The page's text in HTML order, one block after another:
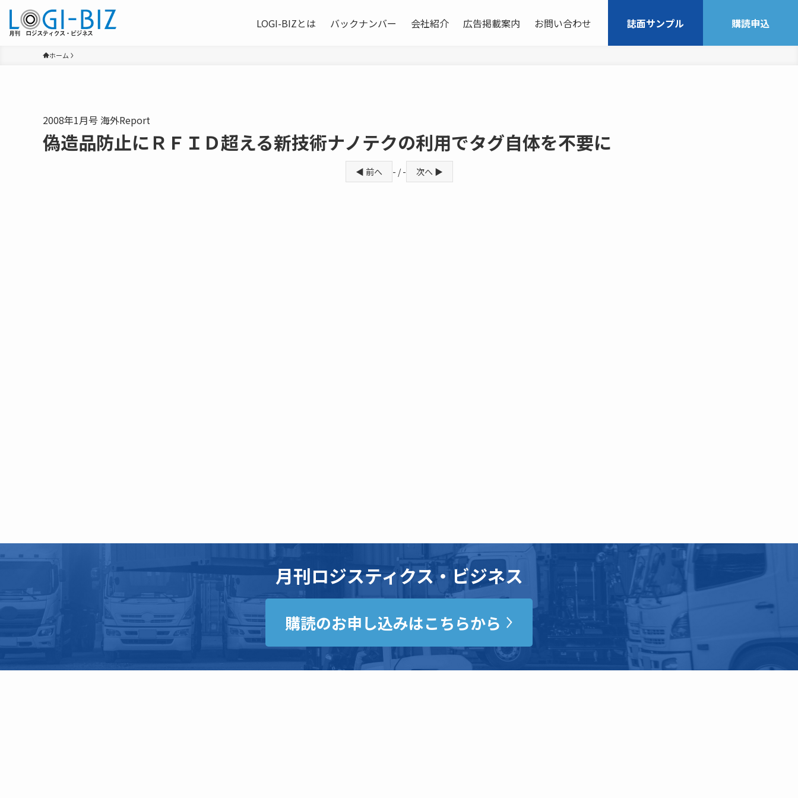
LOGI-BIZとは バックナンバー 会社紹介 広告掲載案内 お問い合わせ 誌面サンプル 購読申込
ホーム
2008年1月号 海外Report
偽造品防止にＲＦＩＤ超える新技術ナノテクの利用でタグ自体を不要に
◀ 前へ - / - 次へ ▶
月刊ロジスティクス・ビジネス
購読のお申し込みはこちらから